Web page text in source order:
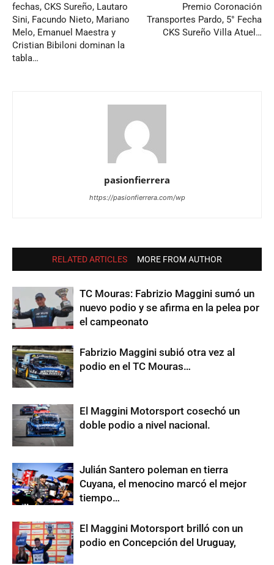
fechas, CKS Sureño, Lautaro
Sini, Facundo Nieto, Mariano
Melo, Emanuel Maestra y
Cristian Bibiloni dominan la
tabla…
Premio Coronación
Transportes Pardo, 5° Fecha
CKS Sureño Villa Atuel…
pasionfierrera
https://pasionfierrera.com/wp
RELATED ARTICLES MORE FROM AUTHOR
TC Mouras: Fabrizio Maggini sumó un
nuevo podio y se afirma en la pelea por
el campeonato
Fabrizio Maggini subió otra vez al
podio en el TC Mouras…
El Maggini Motorsport cosechó un
doble podio a nivel nacional.
Julián Santero poleman en tierra
Cuyana, el menocino marcó el mejor
tiempo…
El Maggini Motorsport brilló con un
podio en Concepción del Uruguay,